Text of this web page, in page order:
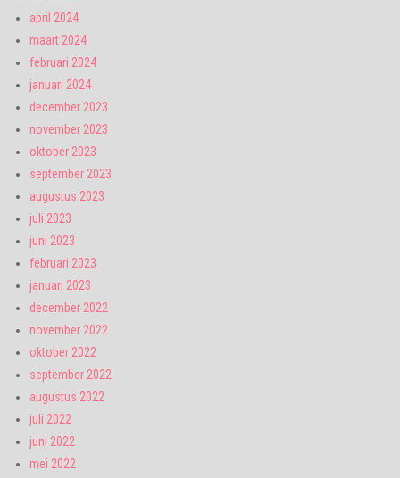
april 2024
maart 2024
februari 2024
januari 2024
december 2023
november 2023
oktober 2023
september 2023
augustus 2023
juli 2023
juni 2023
februari 2023
januari 2023
december 2022
november 2022
oktober 2022
september 2022
augustus 2022
juli 2022
juni 2022
mei 2022